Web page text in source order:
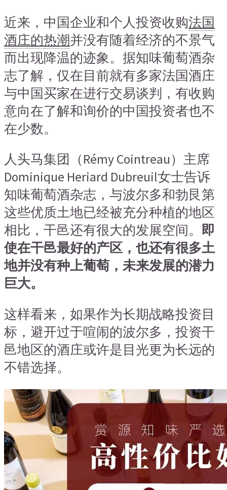
近来，中国企业和个人投资收购法国
酒庄的热潮并没有随着经济的不景气
而出现降温的迹象。据知味葡萄酒杂
志了解，仅在目前就有多家法国酒庄
与中国买家在进行交易谈判，有收购
意向在了解和询价的中国投资者也不
在少数。
人头马集团（Rémy Cointreau）主席
Dominique Heriard Dubreuil女士告诉
知味葡萄酒杂志，与波尔多和勃艮第
这些优质土地已经被充分种植的地区
相比，干邑还有很大的发展空间。 即
使在干邑最好的产区，也还有很多土
地并没有种上葡萄，未来发展的潜力
巨大。
这样看来，如果作为长期战略投资目
标，避开过于喧闹的波尔多，投资干
邑地区的酒庄或许是目光更为长远的
不错选择。